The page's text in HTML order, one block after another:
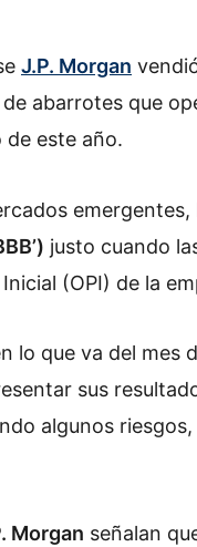
J.P. Morgan
abarrotes que
de este año.
justo cuando
(OPI) de la
lo que va del mes
sus
algunos
Morgan señalan